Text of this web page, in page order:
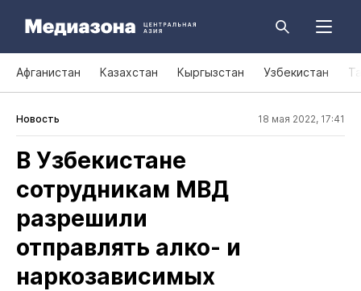
Афганистан Казахстан Кыргызстан Узбекистан
Новость 18 мая 2022, 17:41
В Узбекистане
сотрудникам МВД
разрешили
отправлять алко‑ и
наркозависимых